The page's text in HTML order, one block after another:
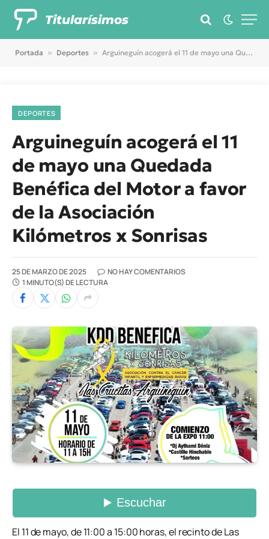
Titularísimos
Portada » Deportes » Arguineguín acogerá el 11 de mayo una Quedada Benéfica del Motor a favor de la Asociación Kilómetros x Sonrisas
DEPORTES
Arguineguín acogerá el 11
de mayo una Quedada
Benéfica del Motor a favor
de la Asociación
Kilómetros x Sonrisas
25 DE MARZO DE 2025
NO HAY COMENTARIOS
1 MINUTO(S) DE LECTURA
El 11 de mayo, de 11:00 a 15:00 horas, el recinto de Las